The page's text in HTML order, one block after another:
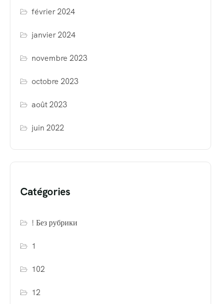
février 2024
janvier 2024
novembre 2023
octobre 2023
août 2023
juin 2022
Catégories
! Без рубрики
1
102
12